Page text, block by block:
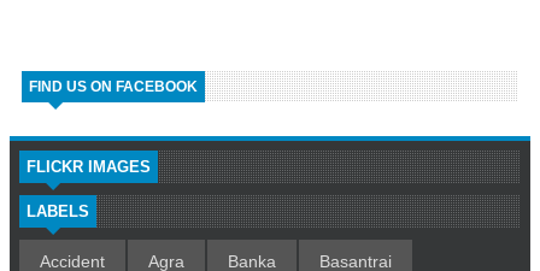
FIND US ON FACEBOOK
FLICKR IMAGES
LABELS
Accident Agra Banka Basantrai